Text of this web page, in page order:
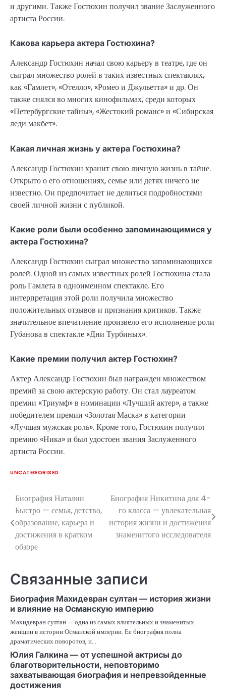
и другими. Также Гостюхин получил звание Заслуженного
артиста России.
Какова карьера актера Гостюхина?
Александр Гостюхин начал свою карьеру в театре, где он
сыграл множество ролей в таких известных спектаклях,
как «Гамлет», «Отелло», «Ромео и Джульетта» и др. Он
также снялся во многих кинофильмах, среди которых
«Петербургские тайны», «Жестокий романс» и «Сибирская
леди макбет».
Какая личная жизнь у актера Гостюхина?
Александр Гостюхин хранит свою личную жизнь в тайне.
Открыто о его отношениях, семье или детях ничего не
известно. Он предпочитает не делиться подробностями
своей личной жизни с публикой.
Какие роли были особенно запоминающимися у
актера Гостюхина?
Александр Гостюхин сыграл множество запоминающихся
ролей. Одной из самых известных ролей Гостюхина стала
роль Гамлета в одноименном спектакле. Его
интерпретация этой роли получила множество
положительных отзывов и признания критиков. Также
значительное впечатление произвело его исполнение роли
Губанова в спектакле «Дни Турбиных».
Какие премии получил актер Гостюхин?
Актер Александр Гостюхин был награжден множеством
премий за свою актерскую работу. Он стал лауреатом
премии «Триумф» в номинации «Лучший актер», а также
победителем премии «Золотая Маска» в категории
«Лучшая мужская роль». Кроме того, Гостюхин получил
премию «Ника» и был удостоен звания Заслуженного
артиста России.
UNCATEGORISED
Навигация
по
записям
Биография Наталии
Быстро — семья, детство,
образование, карьера и
достижения в кратком
обзоре
Биография Никитина для 4-
го класса — увлекательная
история жизни и достижения
знаменитого исследователя
Связанные записи
Биография Махидевран султан — история жизни
и влияние на Османскую империю
Махидевран султан — одна из самых влиятельных и знаменитых
женщин в истории Османской империи. Ее биография полна
драматических поворотов, и…
Юлия Галкина — от успешной актрисы до
благотворительности, неповторимо
захватывающая биография и непревзойденные
достижения